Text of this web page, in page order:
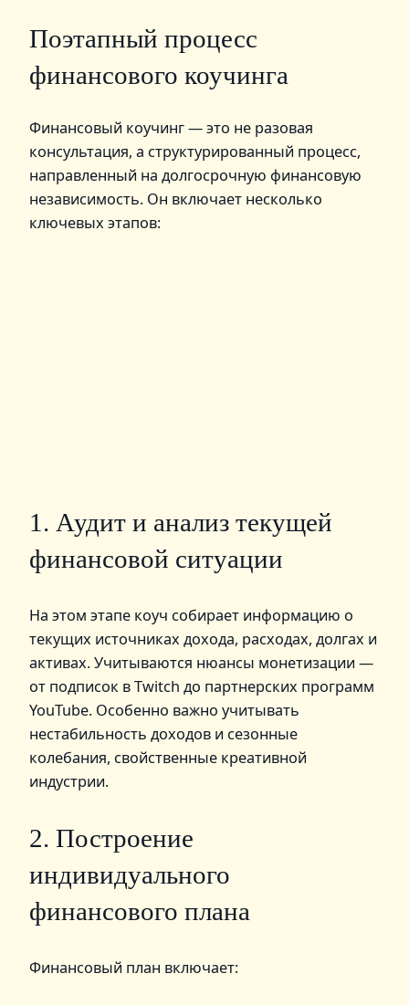
Поэтапный процесс
финансового коучинга
Финансовый коучинг — это не разовая
консультация, а структурированный процесс,
направленный на долгосрочную финансовую
независимость. Он включает несколько
ключевых этапов:
1. Аудит и анализ текущей
финансовой ситуации
На этом этапе коуч собирает информацию о
текущих источниках дохода, расходах, долгах и
активах. Учитываются нюансы монетизации —
от подписок в Twitch до партнерских программ
YouTube. Особенно важно учитывать
нестабильность доходов и сезонные
колебания, свойственные креативной
индустрии.
2. Построение
индивидуального
финансового плана
Финансовый план включает: